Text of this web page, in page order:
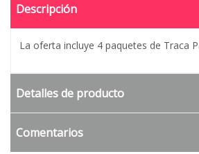
Descripción
La oferta incluye 4 paquetes de Traca
Detalles de producto
Comentarios